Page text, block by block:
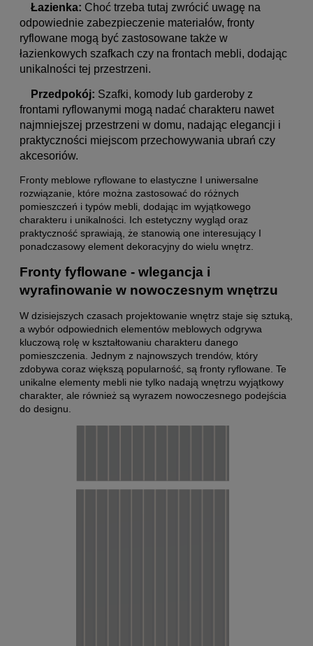
Łazienka: Choć trzeba tutaj zwrócić uwagę na
odpowiednie zabezpieczenie materiałów, fronty
ryflowane mogą być zastosowane także w
łazienkowych szafkach czy na frontach mebli, dodając
unikalności tej przestrzeni.
Przedpokój: Szafki, komody lub garderoby z
frontami ryflowanymi mogą nadać charakteru nawet
najmniejszej przestrzeni w domu, nadając elegancji i
praktyczności miejscom przechowywania ubrań czy
akcesoriów.
Fronty meblowe ryflowane to elastyczne I uniwersalne
rozwiązanie, które można zastosować do różnych
pomieszczeń i typów mebli, dodając im wyjątkowego
charakteru i unikalności. Ich estetyczny wygląd oraz
praktyczność sprawiają, że stanowią one interesujący I
ponadczasowy element dekoracyjny do wielu wnętrz.
Fronty fyflowane - wlegancja i
wyrafinowanie w nowoczesnym wnętrzu
W dzisiejszych czasach projektowanie wnętrz staje się sztuką,
a wybór odpowiednich elementów meblowych odgrywa
kluczową rolę w kształtowaniu charakteru danego
pomieszczenia. Jednym z najnowszych trendów, który
zdobywa coraz większą popularność, są fronty ryflowane. Te
unikalne elementy mebli nie tylko nadają wnętrzu wyjątkowy
charakter, ale również są wyrazem nowoczesnego podejścia
do designu.